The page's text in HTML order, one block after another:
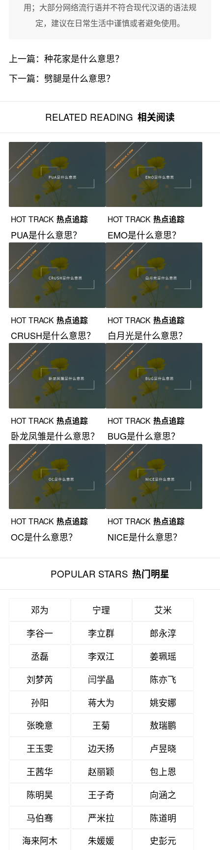
用；大部分网络流行语并不符合现代汉语的语法规
定，建议在日常生活中谨慎或者避免使用。
上一篇： 种花家是什么意思？
下一篇： 劈腿是什么意思？
RELATED READING 相关阅读
HOT TRACK 热点追踪
PUA是什么意思？
HOT TRACK 热点追踪
EMO是什么意思？
HOT TRACK 热点追踪
CRUSH是什么意思？
HOT TRACK 热点追踪
白月光是什么意思？
HOT TRACK 热点追踪
卧龙凤雏是什么意思？
HOT TRACK 热点追踪
BUG是什么意思？
HOT TRACK 热点追踪
OC是什么意思？
HOT TRACK 热点追踪
NICE是什么意思？
POPULAR STARS 热门明星
邓为 宁理
艾米
李谷一
李立群
郎永淳
丞磊
李双江
姜珮瑶
刘梦芮
闫学晶
陈亦飞
孙阳
蒋大为
姚安娜
张晚意
王菊
敖瑞鹏
王玉雯
边天扬
卢昱晓
王茜华
赵丽颖
包上恩
陈明昊
王子奇
向涵之
马伯骞
严米拉
陈道明
海来阿木
朱媛媛 史彭元